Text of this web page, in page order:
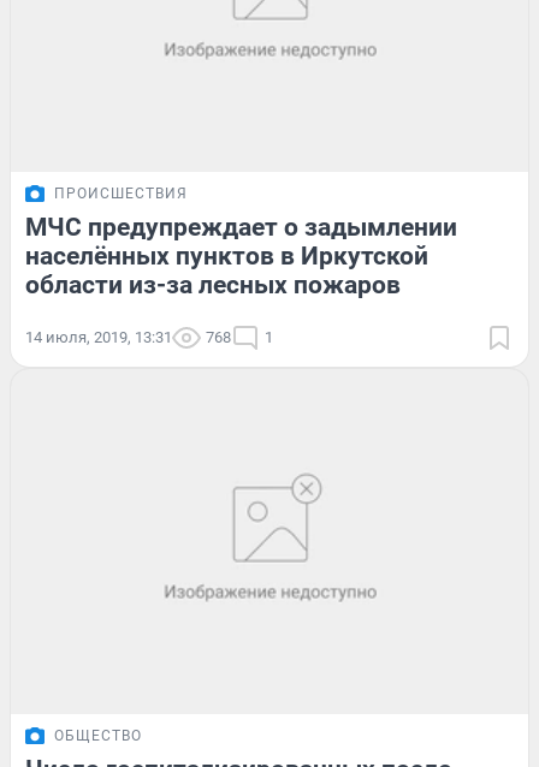
ПРОИСШЕСТВИЯ
МЧС предупреждает о задымлении
населённых пунктов в Иркутской
области из-за лесных пожаров
14 июля, 2019, 13:31 768 1
ОБЩЕСТВО